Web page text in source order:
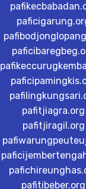
pafitjiagra.org
pafitjiragil.org
pafitibeber.org